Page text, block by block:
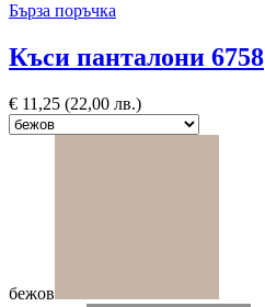
Бърза поръчка
Къси панталони 6758
€ 11,25 (22,00 лв.)
бежов